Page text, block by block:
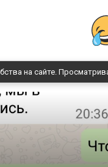
на сайте.